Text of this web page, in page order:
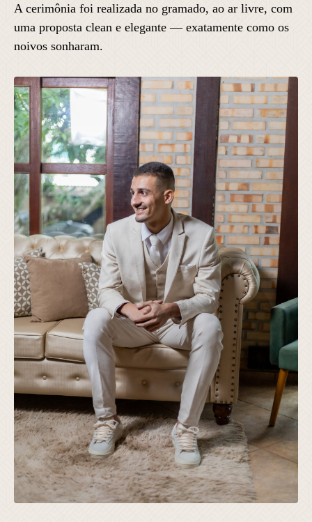
A cerimônia foi realizada no gramado, ao ar livre, com
uma proposta clean e elegante — exatamente como os
noivos sonharam.